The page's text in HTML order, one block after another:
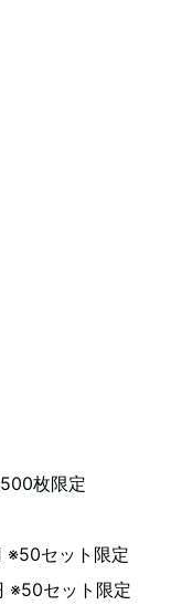
枚限定
※50セット限定
※50セット限定